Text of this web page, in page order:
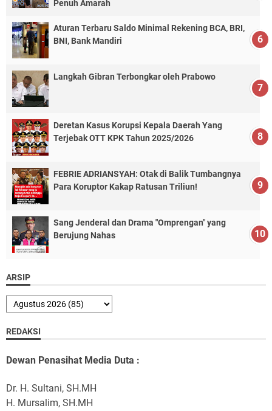
Penuh Amarah
Aturan Terbaru Saldo Minimal Rekening BCA, BRI,
BNI, Bank Mandiri
Langkah Gibran Terbongkar oleh Prabowo
Deretan Kasus Korupsi Kepala Daerah Yang
Terjebak OTT KPK Tahun 2025/2026
FEBRIE ADRIANSYAH: Otak di Balik Tumbangnya
Para Koruptor Kakap Ratusan Triliun!
Sang Jenderal dan Drama "Omprengan" yang
Berujung Nahas
ARSIP
REDAKSI
Dewan Penasihat Media Duta :
Dr. H. Sultani, SH.MH
H. Mursalim, SH.MH